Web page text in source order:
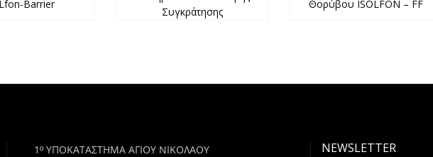
Barrier
Συγκράτησης
Θορύβου ISOLFON – FF
1º ΥΠΟΚΑΤΑΣΤΗΜΑ ΑΓΙΟΥ ΝΙΚΟΛΑΟΥ
NEWSLETTER